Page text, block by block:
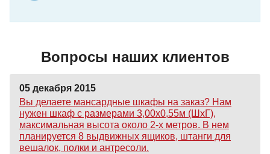
Вопросы наших клиентов
05 декабря 2015
Вы делаете мансардные шкафы на заказ? Нам
нужен шкаф с размерами 3,00х0,55м (ШхГ),
максимальная высота около 2-х метров. В нем
планируется 8 выдвижных ящиков, штанги для
вешалок, полки и антресоли.